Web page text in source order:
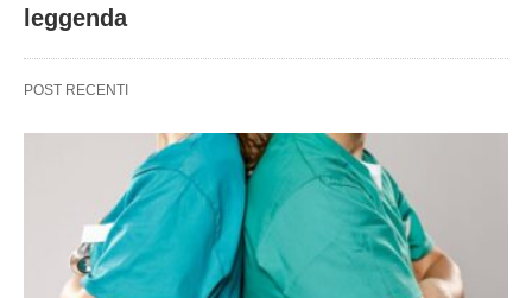
leggenda
POST RECENTI